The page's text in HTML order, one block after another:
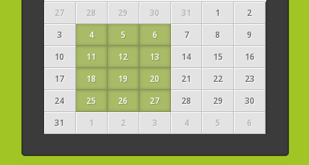
27 28 29 30 31 1
2
3
4 5 6 7 8
9
10
11 12 13 14 15
16
17
18 19 20 21 22
23
24
25 26 27 28 29
30
31
1 2 3 4 5 6